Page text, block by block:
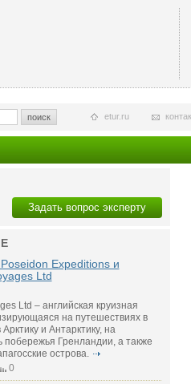
поиск etur.ru
Задать вопрос эксперту
Expeditions и
Ltd
Ltd – английская круизная
на путешествиях в
и Антарктику, на
побережья Гренландии, а также
острова.
0